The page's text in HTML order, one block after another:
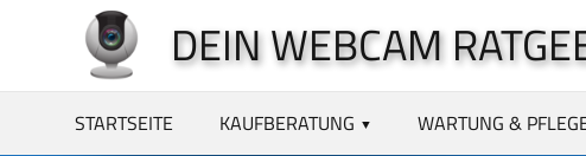
springen
DEIN WEBCAM
STARTSEITE KAUFBERATUNG WARTUNG &